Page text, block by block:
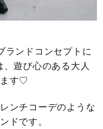
ランドコンセプトに
、遊び心のある大人
ます♡
ンチコーデのような
ドです。